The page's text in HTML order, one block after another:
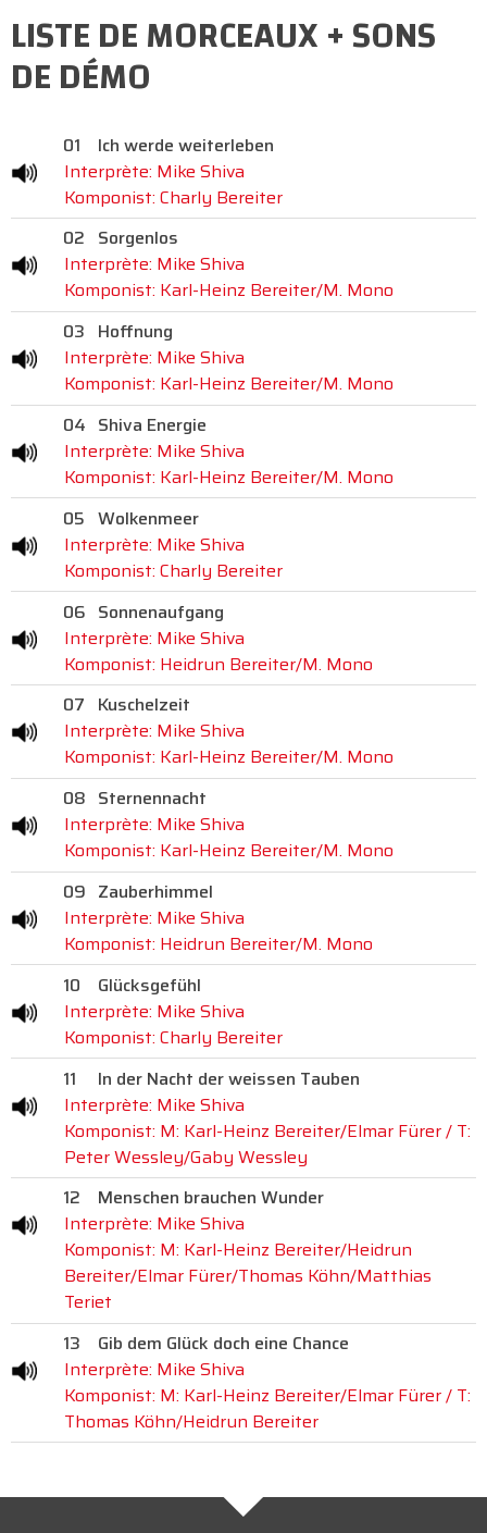
LISTE DE MORCEAUX + SONS
DE DÉMO
01
Ich werde weiterleben
Interprète: Mike Shiva
Komponist: Charly Bereiter
02 Sorgenlos
Interprète: Mike Shiva
Komponist: Karl-Heinz Bereiter/M. Mono
03 Hoffnung
Interprète: Mike Shiva
Komponist: Karl-Heinz Bereiter/M. Mono
04 Shiva Energie
Interprète: Mike Shiva
Komponist: Karl-Heinz Bereiter/M. Mono
05 Wolkenmeer
Interprète: Mike Shiva
Komponist: Charly Bereiter
06 Sonnenaufgang
Interprète: Mike Shiva
Komponist: Heidrun Bereiter/M. Mono
07 Kuschelzeit
Interprète: Mike Shiva
Komponist: Karl-Heinz Bereiter/M. Mono
08 Sternennacht
Interprète: Mike Shiva
Komponist: Karl-Heinz Bereiter/M. Mono
09 Zauberhimmel
Interprète: Mike Shiva
Komponist: Heidrun Bereiter/M. Mono
10
Glücksgefühl
Interprète: Mike Shiva
Komponist: Charly Bereiter
11
In der Nacht der weissen Tauben
Interprète: Mike Shiva
Komponist: M: Karl-Heinz Bereiter/Elmar Fürer / T:
Peter Wessley/Gaby Wessley
12
Menschen brauchen Wunder
Interprète: Mike Shiva
Komponist: M: Karl-Heinz Bereiter/Heidrun
Bereiter/Elmar Fürer/Thomas Köhn/Matthias
Teriet
13
Gib dem Glück doch eine Chance
Interprète: Mike Shiva
Komponist: M: Karl-Heinz Bereiter/Elmar Fürer / T:
Thomas Köhn/Heidrun Bereiter